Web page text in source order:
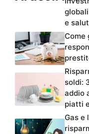
e
Come
soldi:
addio
piatti
Gas e